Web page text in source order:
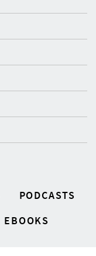
PODCASTS
EBOOKS